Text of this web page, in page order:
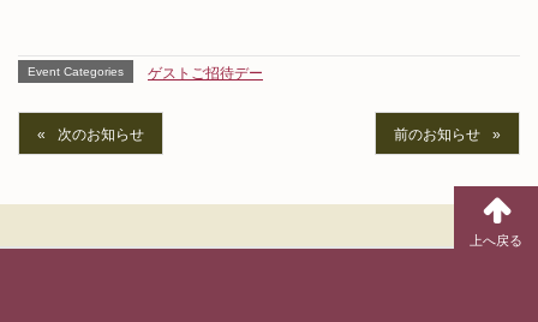
Event Categories ゲストご招待デー
次のお知らせ 前のお知らせ